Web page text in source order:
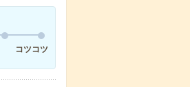
コツコツ